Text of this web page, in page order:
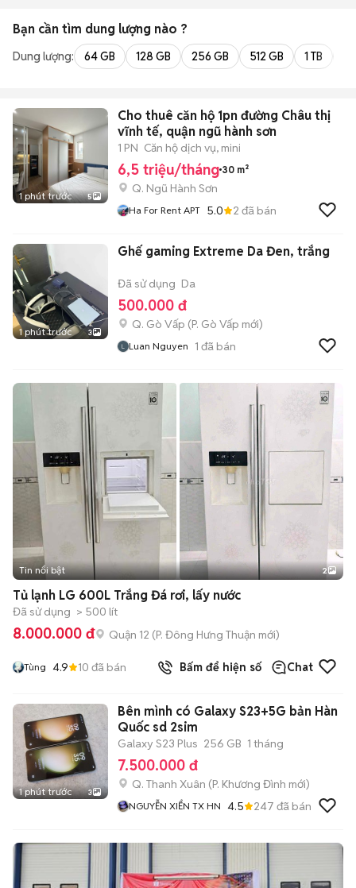
Bạn cần tìm dung lượng nào ?
Dung lượng: 64 GB 128 GB 256 GB 512 GB 1 TB
1 phút trước 5
Cho thuê căn hộ 1pn đường Châu thị
vĩnh tế, quận ngũ hành sơn
1 PN Căn hộ dịch vụ, mini
6,5 triệu/tháng 30 m²
Q. Ngũ Hành Sơn
Ha For Rent APT 5.0 2 đã bán
1 phút trước 3
Ghế gaming Extreme Da Đen, trắng
Đã sử dụng Da
500.000 đ
Q. Gò Vấp (P. Gò Vấp mới)
Luan Nguyen 1 đã bán
Tin nổi bật 2
Tủ lạnh LG 600L Trắng Đá rơi, lấy nước
Đã sử dụng > 500 lít
8.000.000 đ Quận 12 (P. Đông Hưng Thuận mới)
Tùng 4.9 10 đã bán Bấm để hiện số Chat
1 phút trước 3
Bên mình có Galaxy S23+5G bản Hàn
Quốc sd 2sim
Galaxy S23 Plus 256 GB 1 tháng
7.500.000 đ
Q. Thanh Xuân (P. Khương Đình mới)
NGUYỄN XIỂN TX HN 4.5 247 đã bán